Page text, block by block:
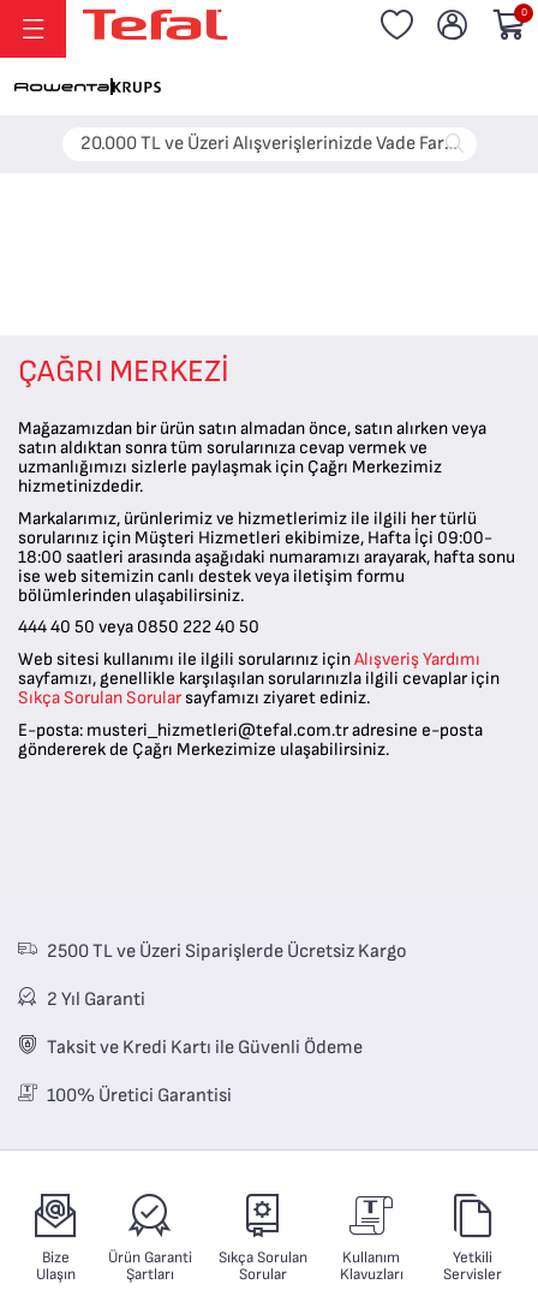
20.000 TL ve Üzeri Alışverişlerinizde Vade Farksız 6 Taksit!
0
ÇAĞRI MERKEZİ
Mağazamızdan bir ürün satın almadan önce, satın alırken veya
satın aldıktan sonra tüm sorularınıza cevap vermek ve
uzmanlığımızı sizlerle paylaşmak için Çağrı Merkezimiz
hizmetinizdedir.
Markalarımız, ürünlerimiz ve hizmetlerimiz ile ilgili her türlü
sorularınız için Müşteri Hizmetleri ekibimize, Hafta İçi 09:00-
18:00 saatleri arasındaaşağıdaki numaramızı arayarak, hafta sonu
ise web sitemizin canlı destek veya iletişim formu
bölümlerinden ulaşabilirsiniz.
444 40 50 veya 0850 222 40 50
Web sitesi kullanımı ile ilgili sorularınız içinAlışveriş Yardımı
sayfamızı, genellikle karşılaşılan sorularınızla ilgili cevaplar için
Sıkça Sorulan Sorular sayfamızı ziyaret ediniz.
E-posta: musteri_hizmetleri@tefal.com.tr adresine e-posta
göndererek de Çağrı Merkezimize ulaşabilirsiniz.
2500 TL ve Üzeri Siparişlerde Ücretsiz Kargo
2 Yıl Garanti
Taksit ve Kredi Kartı ile Güvenli Ödeme
100% Üretici Garantisi
Bize
Ulaşın
Ürün Garanti
Şartları
Sıkça Sorulan
Sorular
Kullanım
Klavuzları
Yetkili
Servisler